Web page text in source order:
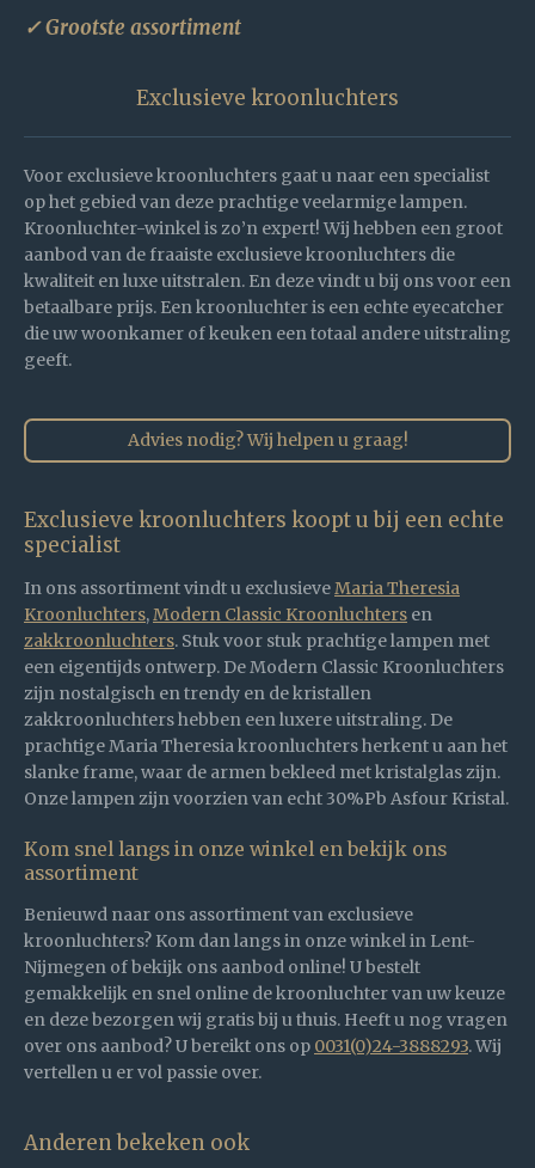
✓ Grootste assortiment
Exclusieve kroonluchters
Voor exclusieve kroonluchters gaat u naar een specialist
op het gebied van deze prachtige veelarmige lampen.
Kroonluchter-winkel is zo’n expert! Wij hebben een groot
aanbod van de fraaiste exclusieve kroonluchters die
kwaliteit en luxe uitstralen. En deze vindt u bij ons voor een
betaalbare prijs. Een kroonluchter is een echte eyecatcher
die uw woonkamer of keuken een totaal andere uitstraling
geeft.
Advies nodig? Wij helpen u graag!
Exclusieve kroonluchters koopt u bij een echte
specialist
In ons assortiment vindt u exclusieveMaria Theresia
Kroonluchters,Modern Classic Kroonluchters en
zakkroonluchters. Stuk voor stuk prachtige lampen met
een eigentijds ontwerp. De Modern Classic Kroonluchters
zijn nostalgisch en trendy en de kristallen
zakkroonluchters hebben een luxere uitstraling. De
prachtige Maria Theresia kroonluchters herkent u aan het
slanke frame, waar de armen bekleed met kristalglas zijn.
Onze lampen zijn voorzien van echt 30%Pb Asfour Kristal.
Kom snel langs in onze winkel en bekijk ons
assortiment
Benieuwd naar ons assortiment van exclusieve
kroonluchters? Kom dan langs in onze winkel in Lent-
Nijmegen of bekijk ons aanbod online! U bestelt
gemakkelijk en snel online de kroonluchter van uw keuze
en deze bezorgen wij gratis bij u thuis. Heeft u nog vragen
over ons aanbod? U bereikt ons op 0031(0)24-3888293. Wij
vertellen u er vol passie over.
Anderen bekeken ook